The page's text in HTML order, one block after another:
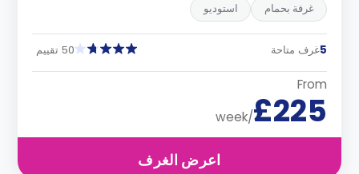
غرفة بحمام استوديو
5غرف متاحة 50 تقييم
From
£225
/week
اعرض الغرف